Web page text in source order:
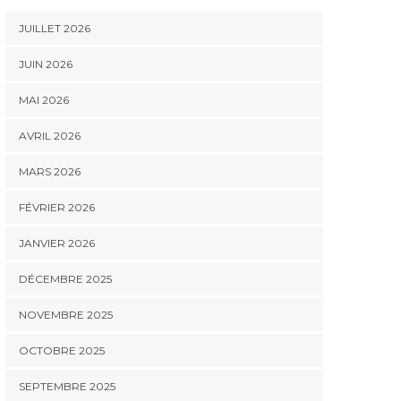
JUILLET 2026
JUIN 2026
MAI 2026
AVRIL 2026
MARS 2026
FÉVRIER 2026
JANVIER 2026
DÉCEMBRE 2025
NOVEMBRE 2025
OCTOBRE 2025
SEPTEMBRE 2025